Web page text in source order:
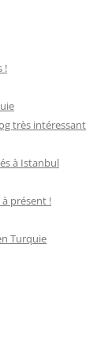
!
très intéressant
à Istanbul
présent !
Turquie